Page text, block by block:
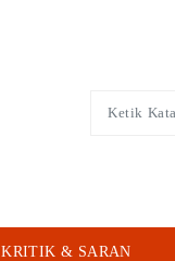
KRITIK & SARAN